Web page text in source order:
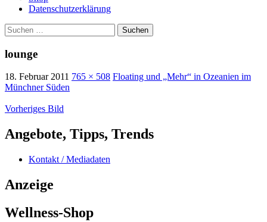
Datenschutzerklärung
Suchen
nach:
lounge
18. Februar 2011 765 × 508 Floating und „Mehr“ in Ozeanien im
Münchner Süden
Vorheriges Bild
Angebote, Tipps, Trends
Kontakt / Mediadaten
Anzeige
Wellness-Shop